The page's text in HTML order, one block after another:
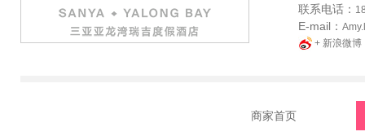
联系电话：
E-mail：
+ 新浪微博
商家首页